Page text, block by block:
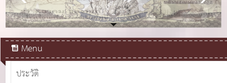
สมเด็จพระเจ้าอยู่หัวมหาวชิราลงกรณ บดินทรเทพยวรางกูร
Menu
ประวัติ